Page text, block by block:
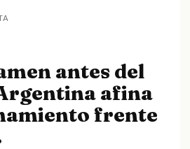
antes del
afina
frente